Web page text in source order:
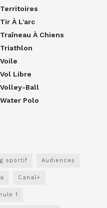
Territoires
Tir À L'arc
Traîneau À Chiens
Triathlon
Voile
Vol Libre
Volley-Ball
Water Polo
sportif Audiences
Canal+
1